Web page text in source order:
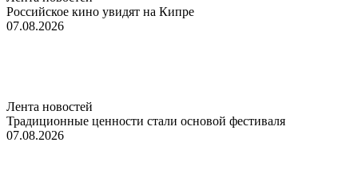
Российское кино увидят на Кипре
07.08.2026
Лента новостей
Традиционные ценности стали основой фестиваля
07.08.2026